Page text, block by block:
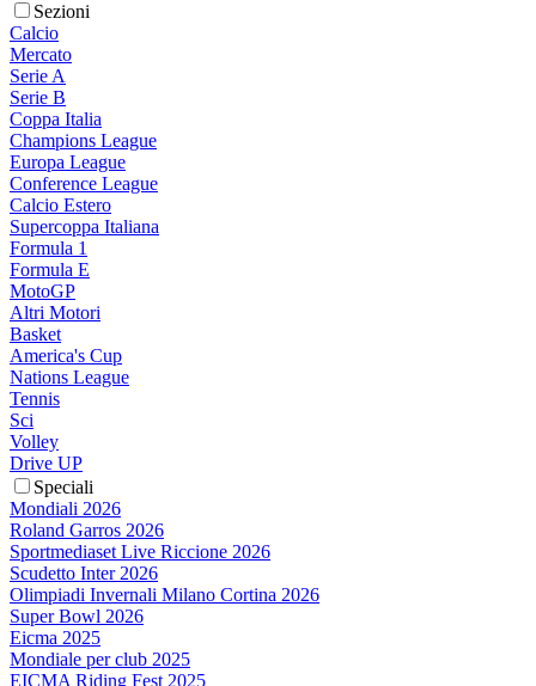
Sezioni
Calcio
Mercato
Serie A
Serie B
Coppa Italia
Champions League
Europa League
Conference League
Calcio Estero
Supercoppa Italiana
Formula 1
Formula E
MotoGP
Altri Motori
Basket
America's Cup
Nations League
Tennis
Sci
Volley
Drive UP
Speciali
Mondiali 2026
Roland Garros 2026
Sportmediaset Live Riccione 2026
Scudetto Inter 2026
Olimpiadi Invernali Milano Cortina 2026
Super Bowl 2026
Eicma 2025
Mondiale per club 2025
EICMA Riding Fest 2025